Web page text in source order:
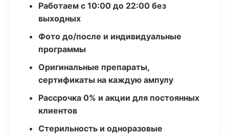
Работаем с 10:00 до 22:00 без
выходных
Фото до/после и индивидуальные
программы
Оригинальные препараты,
сертификаты на каждую ампулу
Рассрочка 0% и акции для постоянных
клиентов
Стерильность и одноразовые